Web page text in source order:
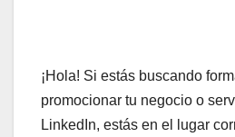
¡Hola! Si estás buscando
promocionar tu negocio o
LinkedIn, estás en el lugar